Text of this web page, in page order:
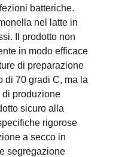
batteriche.
nel latte in
Il prodotto non
in modo efficace
di preparazione
di 70 gradi C, ma la
di produzione
sicuro alla
rigorose
a secco in
segregazione